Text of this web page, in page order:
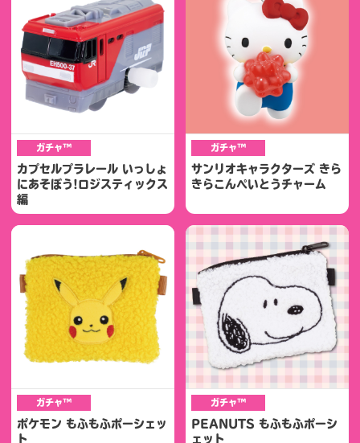
ガチャ™
カプセルプラレール いっしょ
にあそぼう!ロジスティックス
編
ガチャ™
サンリオキャラクターズ きら
きらこんぺいとうチャーム
ガチャ™
ポケモン もふもふポーシェッ
ト
ガチャ™
PEANUTS もふもふポーシ
ェット